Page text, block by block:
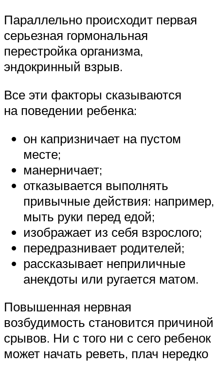
Параллельно происходит первая
серьезная гормональная
перестройка организма,
эндокринный взрыв.
Все эти факторы сказываются
на поведении ребенка:
он капризничает на пустом
месте;
манерничает;
отказывается выполнять
привычные действия: например,
мыть руки перед едой;
изображает из себя взрослого;
передразнивает родителей;
рассказывает неприличные
анекдоты или ругается матом.
Повышенная нервная
возбудимость становится причиной
срывов. Ни с того ни с сего ребенок
может начать реветь, плач нередко